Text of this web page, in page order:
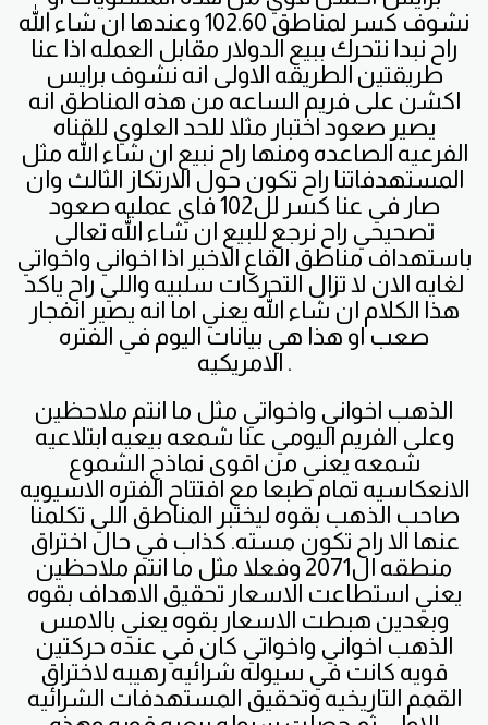
نشوف كسر لمناطق 102.60 وعندها ان شاء الله
راح نبدا نتحرك ببيع الدولار مقابل العمله اذا عنا
طريقتين الطريقه الاولى انه نشوف برايس
اكشن على فريم الساعه من هذه المناطق انه
يصير صعود اختبار مثلا للحد العلوي للقناه
الفرعيه الصاعده ومنها راح نبيع ان شاء الله مثل
المستهدفاتنا راح تكون حول الارتكاز الثالث وان
صار في عنا كسر لل102 فاي عمليه صعود
تصحيحي راح نرجع للبيع ان شاء الله تعالى
باستهداف مناطق القاع الاخير اذا اخواني واخواتي
لغايه الان لا تزال التحركات سلبيه واللي راح ياكد
هذا الكلام ان شاء الله يعني اما انه يصير انفجار
صعب او هذا هي بيانات اليوم في الفتره
الامريكيه .
الذهب اخواني واخواتي مثل ما انتم ملاحظين
وعلى الفريم اليومي عنا شمعه بيعيه ابتلاعيه
شمعه يعني من اقوى نماذج الشموع
الانعكاسيه تمام طبعا مع افتتاح الفتره الاسيويه
صاحب الذهب بقوه ليختبر المناطق اللي تكلمنا
عنها الا راح تكون مسته. كذاب في حال اختراق
منطقه ال2071 وفعلا مثل ما انتم ملاحظين
يعني استطاعت الاسعار تحقيق الاهداف بقوه
وبعدين هبطت الاسعار بقوه يعني بالامس
الذهب اخواني واخواتي كان في عنده حركتين
قويه كانت في سيوله شرائيه رهيبه لاختراق
القمم التاريخيه وتحقيق المستهدفات الشرائيه